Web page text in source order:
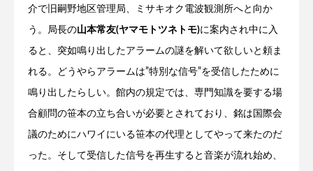
介で旧嗣野地区管理局、ミサキオク電波観測所へと向か
う。局長の山本常友(ヤマモトツネトモ)に案内され中に入
ると、突如鳴り出したアラームの謎を解いて欲しいと頼ま
れる。どうやらアラームは”特別な信号”を受信したために
鳴り出したらしい。館内の規定では、専門知識を要する場
合顧問の笹本の立ち合いが必要とされており、銘は国際会
議のためにハワイにいる笹本の代理としてやって来たのだ
った。そして受信した信号を再生すると音楽が流れ始め、